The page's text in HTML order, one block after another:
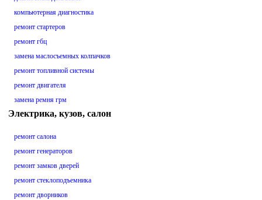
компьютерная диагностика
ремонт стартеров
ремонт гбц
замена маслосъемных колпачков
ремонт топливной системы
ремонт двигателя
замена ремня грм
Электрика, кузов, салон
ремонт салона
ремонт генераторов
ремонт замков дверей
ремонт стеклоподъемника
ремонт дворников